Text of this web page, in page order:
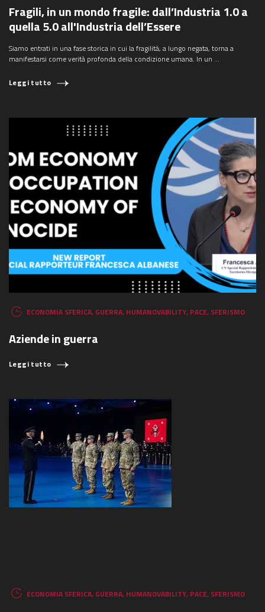
Fragili, in un mondo fragile: dall’Industria 1.0 a
quella 5.0 all'Industria dell’Essere
Siamo entrati in una fase storica in cui la fragilità, a lungo negata, torna a
manifestarsi come verità profonda della condizione umana. In un ...
Leggi tutto
ECONOMIA SFERICA, GUERRA, HUMANOVABILITY, PACE, SFERISMO
Aziende in guerra
Leggi tutto
ECONOMIA SFERICA, GUERRA, HUMANOVABILITY, PACE, SFERISMO